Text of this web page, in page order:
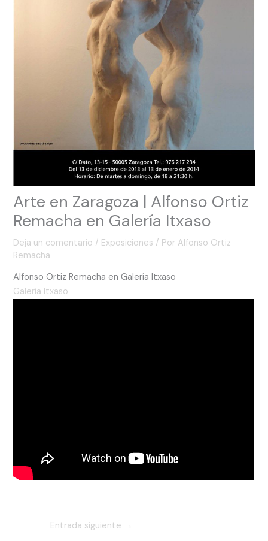
Arte en Zaragoza | Alfonso Ortiz
Remacha en Galería Itxaso
Deja un comentario / Exposiciones / Por Alfonso Ortiz
Remacha
Alfonso Ortiz Remacha en Galería Itxaso
Galería Itxaso
Entrada siguiente →